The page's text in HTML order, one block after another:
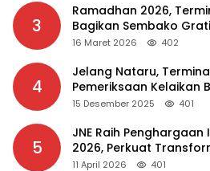
3
Ramadhan 2026,
Bagikan Sembako
Masyarakat
16 Maret 2026 402
4
Jelang Nataru,
Pemeriksaan Kelaikan
15 Desember 2025 401
5
JNE Raih
2026, Perkuat
11 April 2026 401